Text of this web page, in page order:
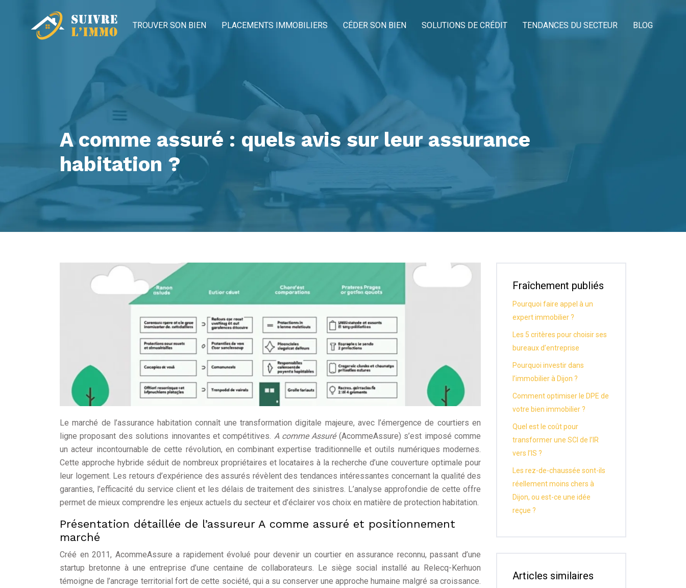
TROUVER SON BIEN PLACEMENTS IMMOBILIERS CÉDER SON BIEN SOLUTIONS DE CRÉDIT TENDANCES DU SECTEUR BLOG
A comme assuré : quels avis sur leur assurance
habitation ?
Le marché de l’assurance habitation connaît une transformation digitale majeure, avec l’émergence de courtiers en
ligne proposant des solutions innovantes et compétitives. A comme Assuré (AcommeAssure) s’est imposé comme
un acteur incontournable de cette révolution, en combinant expertise traditionnelle et outils numériques modernes.
Cette approche hybride séduit de nombreux propriétaires et locataires à la recherche d’une couverture optimale pour
leur logement. Les retours d’expérience des assurés révèlent des tendances intéressantes concernant la qualité des
garanties, l’efficacité du service client et les délais de traitement des sinistres. L’analyse approfondie de cette offre
permet de mieux comprendre les enjeux actuels du secteur et d’éclairer vos choix en matière de protection habitation.
Présentation détaillée de l’assureur A comme assuré et positionnement
marché
Créé en 2011, AcommeAssure a rapidement évolué pour devenir un courtier en assurance reconnu, passant d’une
startup bretonne à une entreprise d’une centaine de collaborateurs. Le siège social installé au Relecq-Kerhuon
témoigne de l’ancrage territorial fort de cette société, qui a su conserver une approche humaine malgré sa croissance.
Fraîchement publiés
Pourquoi faire appel à un
expert immobilier ?
Les 5 critères pour choisir ses
bureaux d’entreprise
Pourquoi investir dans
l’immobilier à Dijon ?
Comment optimiser le DPE de
votre bien immobilier ?
Quel est le coût pour
transformer une SCI de l’IR
vers l’IS ?
Les rez-de-chaussée sont-ils
réellement moins chers à
Dijon, ou est-ce une idée
reçue ?
Articles similaires